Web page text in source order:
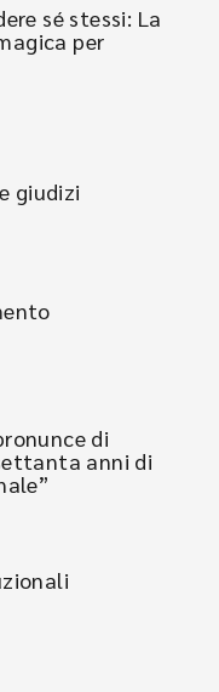
sé stessi: La
per
giudizi
di
anni di